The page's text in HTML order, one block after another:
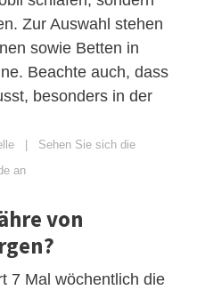
Zur Auswahl stehen
sowie Betten in
Beachte auch, dass
besonders in der
| Sehen Sie sich die
an
von
7 Mal wöchentlich die